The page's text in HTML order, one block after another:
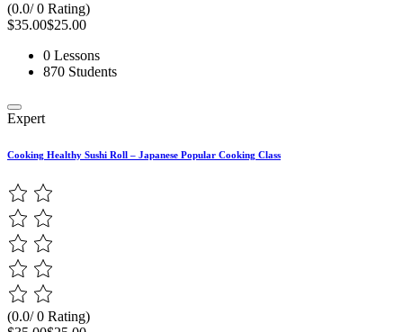
(0.0/ 0 Rating)
$35.00$25.00
0 Lessons
870 Students
Expert
Cooking Healthy Sushi Roll – Japanese Popular Cooking Class
(0.0/ 0 Rating)